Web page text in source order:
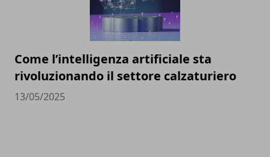
Come l’intelligenza artificiale sta
rivoluzionando il settore calzaturiero
13/05/2025